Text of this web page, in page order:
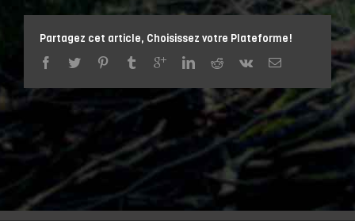
Partagez cet article, Choisissez votre Plateforme!